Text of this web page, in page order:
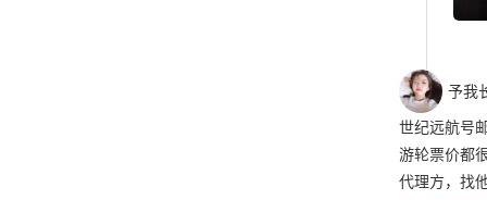
予我
世纪远航号
游轮票价都
代理方，找